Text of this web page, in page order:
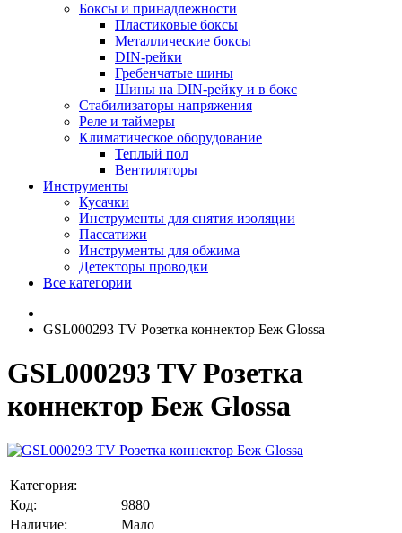
Боксы и принадлежности
Пластиковые боксы
Металлические боксы
DIN-рейки
Гребенчатые шины
Шины на DIN-рейку и в бокс
Стабилизаторы напряжения
Реле и таймеры
Климатическое оборудование
Теплый пол
Вентиляторы
Инструменты
Кусачки
Инструменты для снятия изоляции
Пассатижи
Инструменты для обжима
Детекторы проводки
Все категории
GSL000293 TV Розетка коннектор Беж Glossa
GSL000293 TV Розетка
коннектор Беж Glossa
Категория:
Код:
9880
Наличие:
Мало